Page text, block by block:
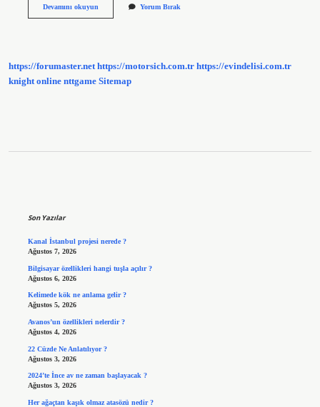
Devamını okuyunBeypazarı
Yorum Bırak
https://forumaster.net https://motorsich.com.tr https://evindelisi.com.tr
knight online nttgame Sitemap
Son Yazılar
Kanal İstanbul projesi nerede ?
Ağustos 7, 2026
Bilgisayar özellikleri hangi tuşla açılır ?
Ağustos 6, 2026
Kelimede kök ne anlama gelir ?
Ağustos 5, 2026
Avanos’un özellikleri nelerdir ?
Ağustos 4, 2026
22 Cüzde Ne Anlatılıyor ?
Ağustos 3, 2026
2024’te İnce av ne zaman başlayacak ?
Ağustos 3, 2026
Her ağaçtan kaşık olmaz atasözü nedir ?